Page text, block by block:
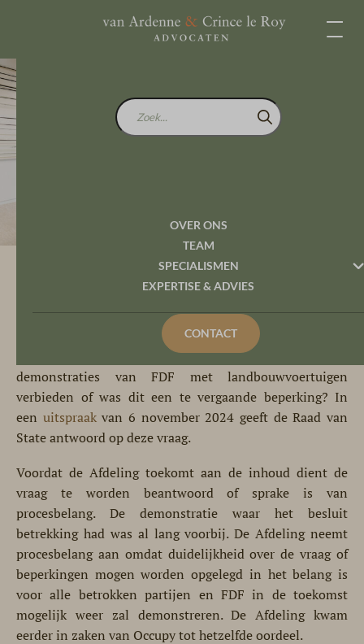
OVER ONS
TEAM
SPECIALISMEN
EXPERTISE & ADVIES
CONTACT
Wat zijn de grenzen van
Mocht de voorzitter van de Veiligheidsregio
demonstraties van FDF met landbouwvoertuigen
verbieden of was dit een te vergaande beperking? In
een uitspraakvan 6 november 2024 geeft de Raad van
State antwoord op deze vraag.
Voordat de Afdeling toekomt aan de inhoud dient de
vraag te worden beantwoord of sprake is van
procesbelang. De demonstratie waar het besluit
betrekking had was al lang voorbij. De Afdeling neemt
procesbelang aan omdat duidelijkheid over de vraag of
beperkingen mogen worden opgelegd in het belang is
voor alle betrokken partijen en FDF in de toekomst
mogelijk weer zal demonstreren. De Afdeling kwam
eerder in zaken van Occupy tot hetzelfde oordeel.